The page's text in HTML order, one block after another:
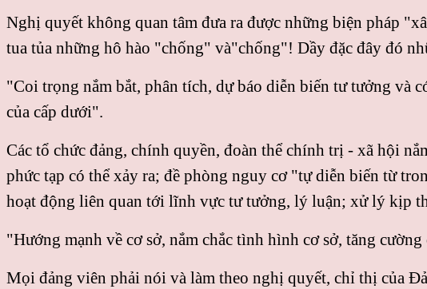
Nghị quyết không quan tâm đưa ra được những biện pháp
tua tủa những hô hào "chống" và"chống"! Dầy đặc đây đó
"Coi trọng nắm bắt, phân tích, dự báo diễn biến tư tưởng và
của cấp dưới".
Các tổ chức đảng, chính quyền, đoàn thể chính trị - xã hội
phức tạp có thể xảy ra; đề phòng nguy cơ "tự diễn biến từ
hoạt động liên quan tới lĩnh vực tư tưởng, lý luận; xử lý kịp
"Hướng mạnh về cơ sở, nắm chắc tình hình cơ sở, tăng
Mọi đảng viên phải nói và làm theo nghị quyết, chỉ thị của